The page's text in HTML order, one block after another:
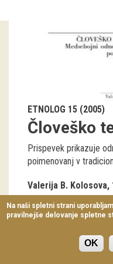
Razstavni projekti
dogodki
Koledar dogodkov
Prireditve
Predavanja
Delavnice
Vodeni ogledi
ETNOLOG 15 (2005)
Človeško
Prispevek prikazuje
poimenovanj v
Valerija B. Kolosova
Na naši spletni strani
pravilnejše delovanje spletne
OK